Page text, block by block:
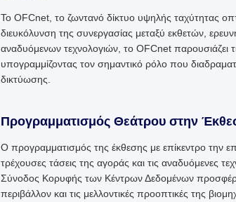
Το OFCnet, το ζωντανό δίκτυο υψηλής ταχύτητας
διευκόλυνση της συνεργασίας μεταξύ εκθετών,
αναδυόμενων τεχνολογιών, το OFCnet παρουσιάζει
υπογραμμίζοντας τον σημαντικό ρόλο που
δικτύωσης.
Προγραμματισμός Θεάτρου στην
Ο προγραμματισμός της έκθεσης με επίκεντρο την
τρέχουσες τάσεις της αγοράς και τις αναδυόμενες
Σύνοδος Κορυφής των Κέντρων Δεδομένων
περιβάλλον και τις μελλοντικές προοπτικές της